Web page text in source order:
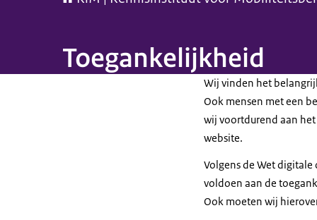
Toegankelijkheid
Wij vinden het
Ook mensen met een
wij voortdurend aan
website.
Volgens de Wet
voldoen aan de
Ook moeten wij